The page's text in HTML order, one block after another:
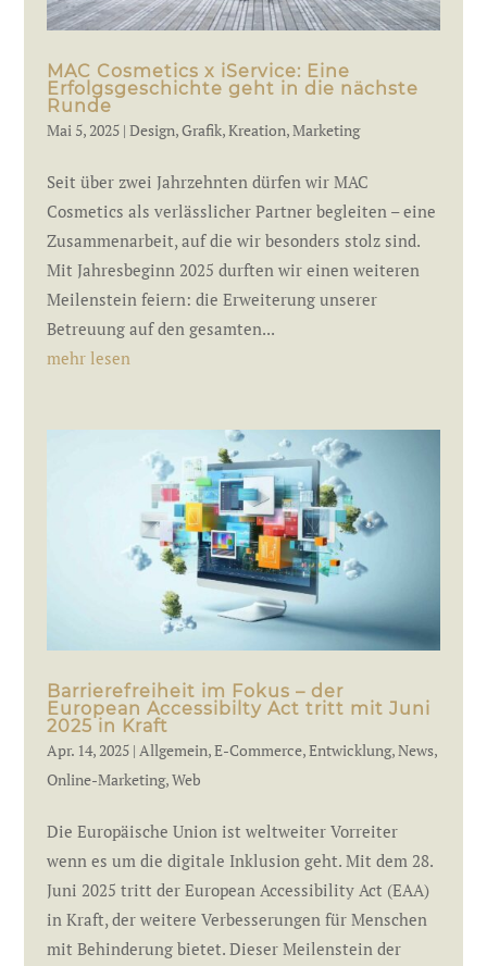
MAC Cosmetics x iService: Eine
Erfolgsgeschichte geht in die nächste
Runde
Mai 5, 2025| Design,Grafik,Kreation,Marketing
Seit über zwei Jahrzehnten dürfen wir MAC
Cosmetics als verlässlicher Partner begleiten – eine
Zusammenarbeit, auf die wir besonders stolz sind.
Mit Jahresbeginn 2025 durften wir einen weiteren
Meilenstein feiern: die Erweiterung unserer
Betreuung auf den gesamten...
mehr lesen
Barrierefreiheit im Fokus – der
European Accessibilty Act tritt mit Juni
2025 in Kraft
Apr. 14, 2025| Allgemein,E-Commerce,Entwicklung,News,
Online-Marketing,Web
Die Europäische Union ist weltweiter Vorreiter
wenn es um die digitale Inklusion geht. Mit dem 28.
Juni 2025 tritt der European Accessibility Act (EAA)
in Kraft, der weitere Verbesserungen für Menschen
mit Behinderung bietet. Dieser Meilenstein der